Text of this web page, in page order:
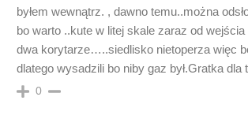
byłem wewnątrz. , dawno temu..można
bo warto ..kute w litej skale zaraz od
dwa korytarze…..siedlisko nietoperza więc
dlatego wysadzili bo niby gaz był.Gratka dla
0